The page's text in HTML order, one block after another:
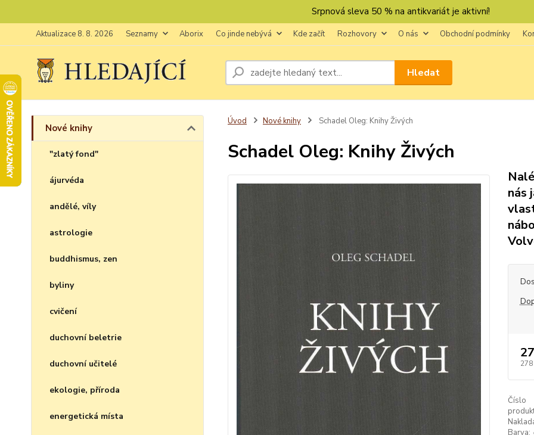
Srpnová sleva 50 % na antikvariát je aktivní!
Aktualizace 8. 8. 2026 Seznamy Aborix Co jinde nebývá Kde začít Rozhovory O nás Obchodní podmínky
Hledat
Nové knihy
"zlatý fond"
ájurvéda
andělé, víly
astrologie
buddhismus, zen
byliny
cvičení
duchovní beletrie
duchovní učitelé
ekologie, příroda
energetická místa
Úvod Nové knihy Schadel Oleg: Knihy Živých
Schadel Oleg: Knihy Živých
nás
278
Číslo
Barva: